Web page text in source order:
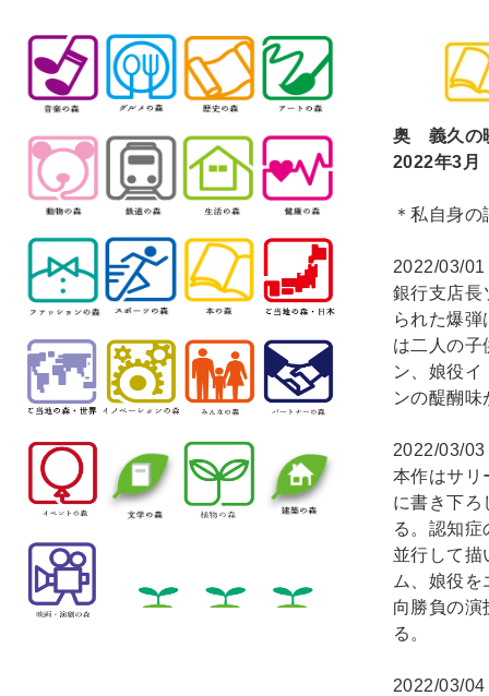
奥 義久の
2022年3月
＊私自身
2022/03/01
銀行支店長
られた爆
は二人の子
ン、娘役
ンの醍醐
2022/03/03
本作はサリ
に書き下
る。認知
並行して描
ム、娘役
向勝負の演
る。
2022/03/04